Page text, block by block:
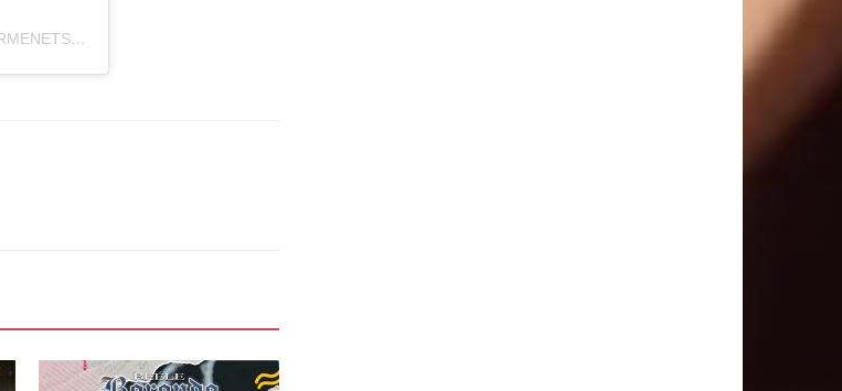
UNA PUBLICACIÓN COMPARTIDA POR CARMEN ETSUKO (@CARMENETSUKO)